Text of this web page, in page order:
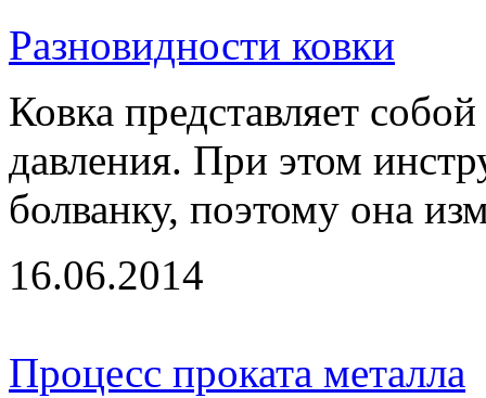
Разновидности ковки
Ковка представляет
давления. При этом
болванку, поэтому она
16.06.2014
Процесс проката металла